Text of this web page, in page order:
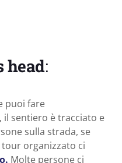
head:
puoi fare
sentiero è tracciato e
sulla strada, se
organizzato ci
Molte persone ci